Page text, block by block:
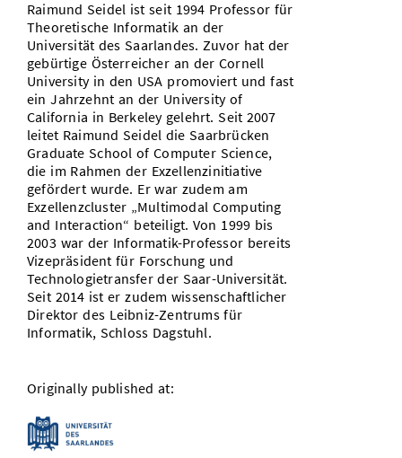
Raimund Seidel ist seit 1994 Professor für
Theoretische Informatik an der
Universität des Saarlandes. Zuvor hat der
gebürtige Österreicher an der Cornell
University in den USA promoviert und fast
ein Jahrzehnt an der University of
California in Berkeley gelehrt. Seit 2007
leitet Raimund Seidel die Saarbrücken
Graduate School of Computer Science,
die im Rahmen der Exzellenzinitiative
gefördert wurde. Er war zudem am
Exzellenzcluster „Multimodal Computing
and Interaction“ beteiligt. Von 1999 bis
2003 war der Informatik-Professor bereits
Vizepräsident für Forschung und
Technologietransfer der Saar-Universität.
Seit 2014 ist er zudem wissenschaftlicher
Direktor des Leibniz-Zentrums für
Informatik, Schloss Dagstuhl.
Originally published at: